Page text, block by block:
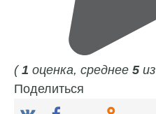
(1 оценка, среднее 5из
Поделиться